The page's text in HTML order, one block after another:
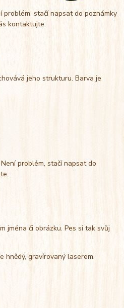
problém, stačí napsat do poznámky
kontaktujte.
jeho strukturu. Barva je
problém, stačí napsat do
jména či obrázku. Pes si tak svůj
hnědý, gravírovaný laserem.